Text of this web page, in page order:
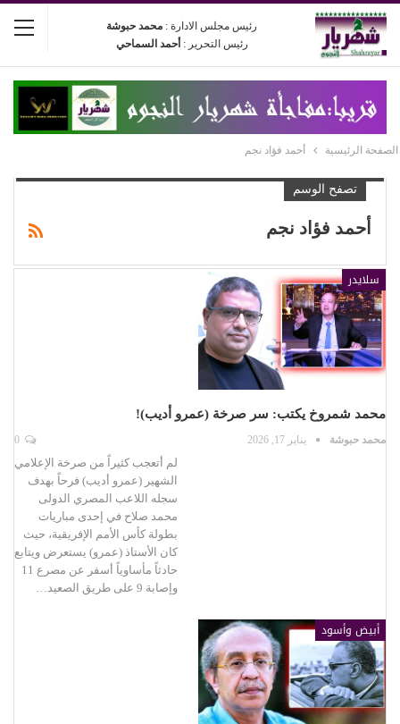
رئيس مجلس الادارة : محمد حبوشة
رئيس التحرير : أحمد السماحي
الصفحة الرئيسية أحمد فؤاد نجم
تصفح الوسم
أحمد فؤاد نجم
سلايدر
محمد شمروخ يكتب: سر صرخة (عمرو أديب)!
محمد حبوشة يناير 17, 2026
لم أتعجب كثيراً من صرخة الإعلامي
الشهير (عمرو أديب) فرحاً بهدف
سجله اللاعب المصري الدولى
محمد صلاح في إحدى مباريات
بطولة كأس الأمم الإفريقية، حيث
كان الأستاذ (عمرو) يستعرض ويتابع
حادثاً مأساوياً أسفر عن مصرع 11
وإصابة 9 على طريق الصعيد…
أبيض وأسود